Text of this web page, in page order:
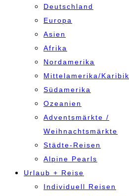
Deutschland
Europa
Asien
Afrika
Nordamerika
Mittelamerika/Karibik
Südamerika
Ozeanien
Adventsmärkte /
Weihnachtsmärkte
Städte-Reisen
Alpine Pearls
Urlaub + Reise
Individuell Reisen